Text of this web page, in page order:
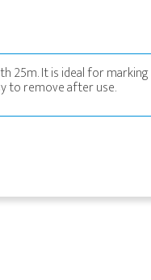
25m. It is ideal for
to remove after use.